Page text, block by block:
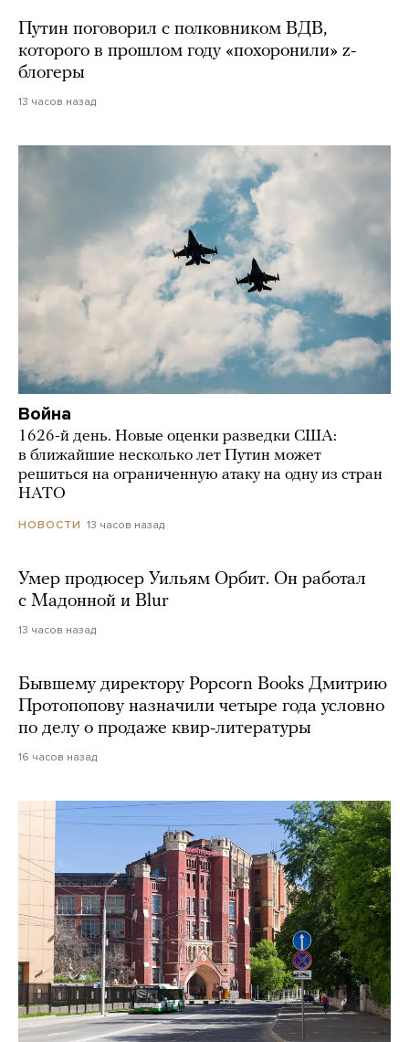
Путин поговорил с полковником ВДВ,
которого в прошлом году «похоронили» z-
блогеры
13 часов назад
Война
1626-й день. Новые оценки разведки США:
в ближайшие несколько лет Путин может
решиться на ограниченную атаку на одну из стран
НАТО
НОВОСТИ 13 часов назад
Умер продюсер Уильям Орбит. Он работал
с Мадонной и Blur
13 часов назад
Бывшему директору Popcorn Books Дмитрию
Протопопову назначили четыре года условно
по делу о продаже квир-литературы
16 часов назад